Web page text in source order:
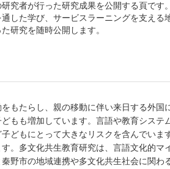
究者が行った研究成果を公開する頁です
した学び、サービスラーニングを支える
研究を随時公開します。
もたらし、親の移動に伴い来日する外国
もも増加しています。言語や教育システ
どもにとって大きなリスクを含んでいま
。多文化共生教育研究は、言語文化的マ
野市の地域連携や多文化共生社会に関わ